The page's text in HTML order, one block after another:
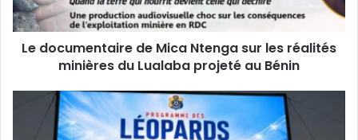
réalités
minières
duLe documentaire de Mica Ntenga sur les réalités
minières du Lualaba projeté au Bénin